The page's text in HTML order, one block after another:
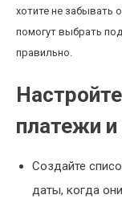
хотите не забывать
помогут выбрать
правильно.
платежи
Создайте
даты, когда